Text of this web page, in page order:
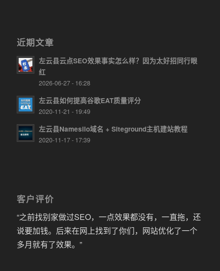
近期文章
左云县云点SEO效果事实怎么样？因为太好招同行眼
红
2026-06-27 - 16:28
左云县如何提高谷歌EAT质量评分
2020-11-21 - 19:49
左云县Namesilo域名 + Siteground主机建站教程
2020-11-17 - 17:39
客户评价
“之前找别家做过SEO，一点效果都没有，一直拖，还
说要加钱。后来在网上找到了你们，网站优化了一个
多月就有了效果。”